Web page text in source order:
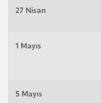
27 Nisan
1 Mayıs
5 Mayıs
B
a
s